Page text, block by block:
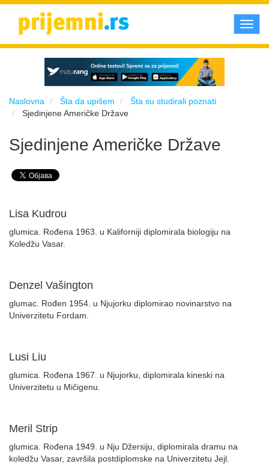
Naslovna Šta da upišem
Šta su studirali poznati
Sjedinjene Američke Države
Sjedinjene Američke Države
Lisa Kudrou
glumica. Rođena 1963. u Kaliforniji diplomirala biologiju na
Koledžu Vasar.
Denzel Vašington
glumac. Rođen 1954. u Njujorku diplomirao novinarstvo na
Univerzitetu Fordam.
Lusi Liu
glumica. Rođena 1967. u Njujorku, diplomirala kineski na
Univerzitetu u Mičigenu.
Meril Strip
glumica. Rođena 1949. u Nju Džersiju, diplomirala dramu na
koledžu Vasar, završila postdiplomske na Univerzitetu Jejl.